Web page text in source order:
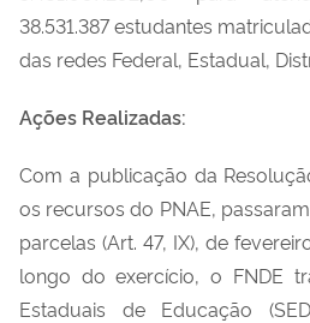
38.531.387 estudantes
das redes Federal, Estadual,
Ações Realizadas:
Com a publicação da
os recursos do PNAE,
parcelas (Art. 47, IX), de
longo do exercício, o FNDE
Estaduais de Educação